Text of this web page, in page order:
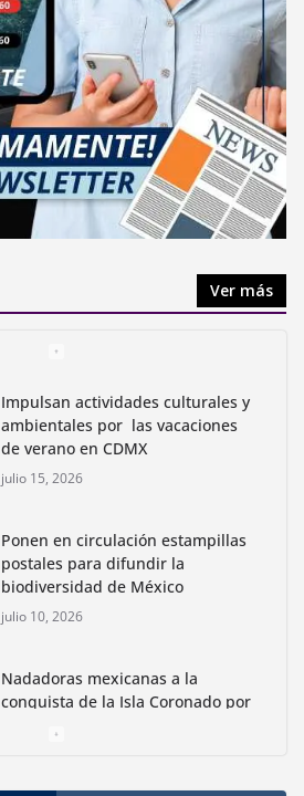
Ver más
Impulsan actividades culturales y
ambientales por las vacaciones
de verano en CDMX
julio 15, 2026
Ponen en circulación estampillas
postales para difundir la
biodiversidad de México
julio 10, 2026
Nadadoras mexicanas a la
conquista de la Isla Coronado por